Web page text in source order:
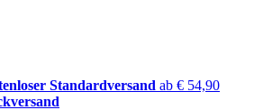
Standardversand ab € 54,90